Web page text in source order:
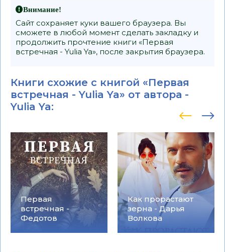
Внимание!
Сайт сохраняет куки вашего браузера. Вы
сможете в любой момент сделать закладку и
продолжить прочтение книги «Первая
встречная - Yulia Ya», после закрытия браузера.
Книги схожие с книгой «Первая
встречная - Yulia Ya» от автора -
Yulia Ya:
Первая
встречная -
Федотов
Как прорастают
зерна - Дарья
Волкова